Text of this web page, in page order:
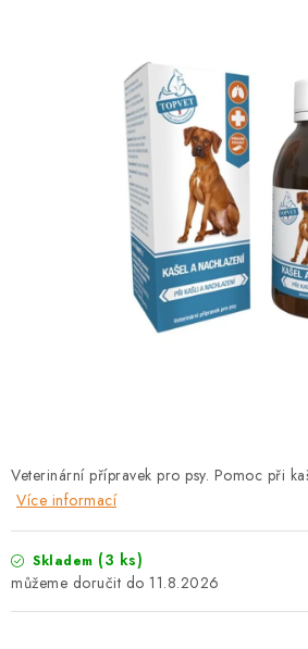
VĚRNOSTNÍ PROGRAM
Podmínky ochrany osobních údajů
FAQ
Veterinární přípravek pro psy. Pomoc při
Více informací
Skladem (3 ks)
11.8.2026